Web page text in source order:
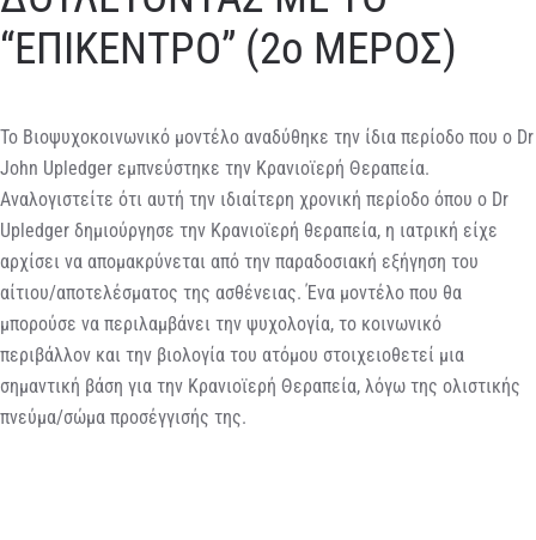
“ΕΠΙΚΕΝΤΡΟ” (2ο ΜΕΡΟΣ)
Το Βιοψυχοκοινωνικό μοντέλο αναδύθηκε την ίδια περίοδο που ο Dr
John Upledger εμπνεύστηκε την Κρανιοϊερή Θεραπεία.
Αναλογιστείτε ότι αυτή την ιδιαίτερη χρονική περίοδο όπου ο Dr
Upledger δημιούργησε την Κρανιοϊερή θεραπεία, η ιατρική είχε
αρχίσει να απομακρύνεται από την παραδοσιακή εξήγηση του
αίτιου/αποτελέσματος της ασθένειας. Ένα μοντέλο που θα
μπορούσε να περιλαμβάνει την ψυχολογία, το κοινωνικό
περιβάλλον και την βιολογία του ατόμου στοιχειοθετεί μια
σημαντική βάση για την Κρανιοϊερή Θεραπεία, λόγω της ολιστικής
πνεύμα/σώμα προσέγγισής της.